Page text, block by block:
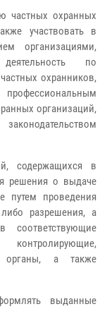
частных охранных
участвовать в
организациями,
по
охранников,
организаций,
содержащихся в
решения о выдаче
путем проведения
разрешения, а
контролирующие,
органы, а также
выданные